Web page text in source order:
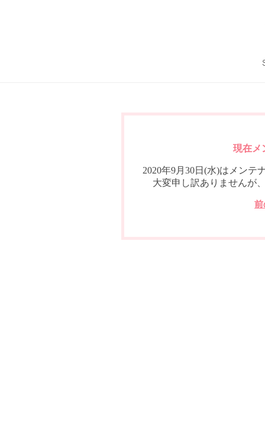
現在メ
2020年9月30日(水)はメンテ
大変申し訳ありませんが
前